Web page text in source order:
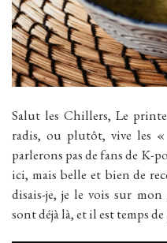
Salut les Chillers, Le
radis, ou plutôt, vive les
parlerons pas de fans de K-
ici, mais belle et bien de
disais-je, je le vois sur
sont déjà là, et il est temps